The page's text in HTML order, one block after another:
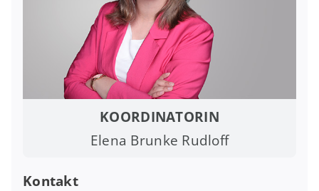
KOORDINATORIN
Elena Brunke Rudloff
Kontakt